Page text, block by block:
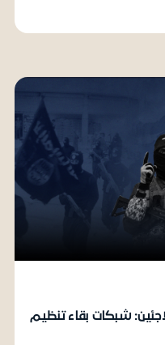
شبكات بقاء تنظيم